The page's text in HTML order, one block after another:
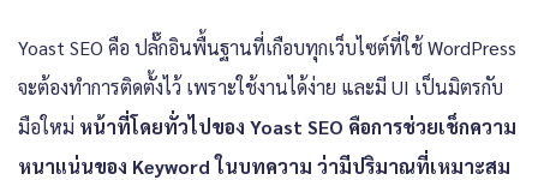
Yoast SEO คือ ปลั๊กอินพื้นฐานที่เกือบทุกเว็บไซต์ที่ใช้ WordPress
จะต้องทำการติดตั้งไว้ เพราะใช้งานได้ง่าย และมี UI เป็นมิตรกับ
มือใหม่ หน้าที่โดยทั่วไปของ Yoast SEO คือการช่วยเช็กความ
หนาแน่นของ Keyword ในบทความ ว่ามีปริมาณที่เหมาะสม